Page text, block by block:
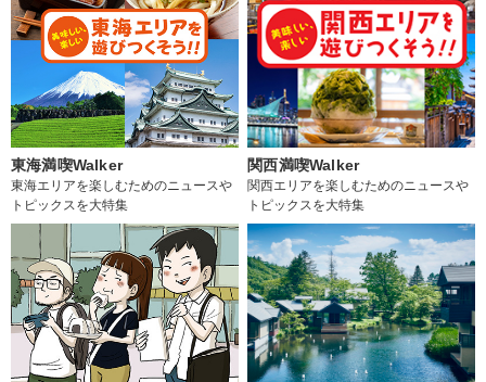
東海満喫Walker
東海エリアを楽しむためのニュースや
トピックスを大特集
関西満喫Walker
関西エリアを楽しむためのニュースや
トピックスを大特集